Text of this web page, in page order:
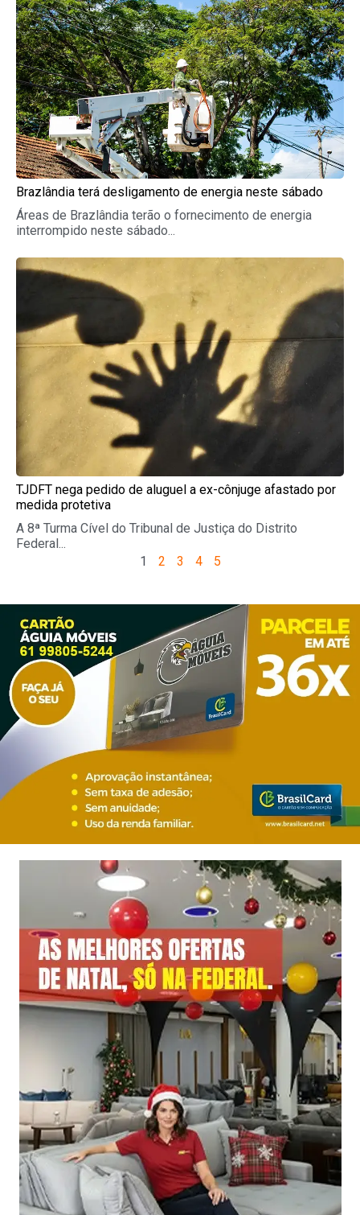
Brazlândia terá desligamento de energia neste sábado
Áreas de Brazlândia terão o fornecimento de energia
interrompido neste sábado...
TJDFT nega pedido de aluguel a ex-cônjuge afastado por
medida protetiva
A 8ª Turma Cível do Tribunal de Justiça do Distrito
Federal...
1
2 3 4 5